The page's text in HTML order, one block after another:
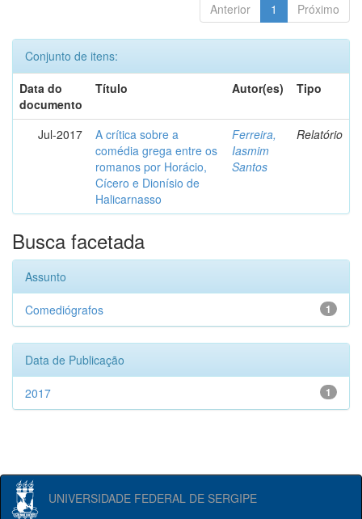
Anterior 1 Próximo
Conjunto de itens:
Data do
documento
Título Autor(es) Tipo
Jul-2017
A crítica sobre a
comédia grega entre os
romanos por Horácio,
Cícero e Dionísio de
Halicarnasso
Ferreira,
Iasmim
Santos
Relatório
Busca facetada
Assunto
1
Comediógrafos
Data de Publicação
1
2017
UNIVERSIDADE FEDERAL DE SERGIPE